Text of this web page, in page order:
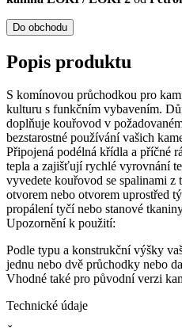
Do obchodu
Popis produktu
S komínovou průchodkou pro
kulturu s funkčním vybavením.
doplňuje kouřovod v
bezstarostné používání vašich
Připojená podélná křídla a příčné
tepla a zajišťují rychlé vyrovnání
vyvedete kouřovod se spalinami
otvorem nebo otvorem uprostřed
propálení tyčí nebo stanové
Upozornění k použití:
Podle typu a konstrukční výšky
jednu nebo dvě průchodky nebo
Vhodné také pro původní verzi
Technické údaje